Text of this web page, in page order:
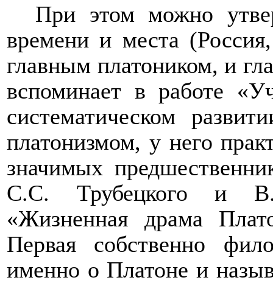
При этом можно
времени и места
главным платоником, и
вспоминает в работе
систематическом
платонизмом, у него
значимых
С.С. Трубецкого и
«Жизненная драма
Первая собственно
именно о Платоне и